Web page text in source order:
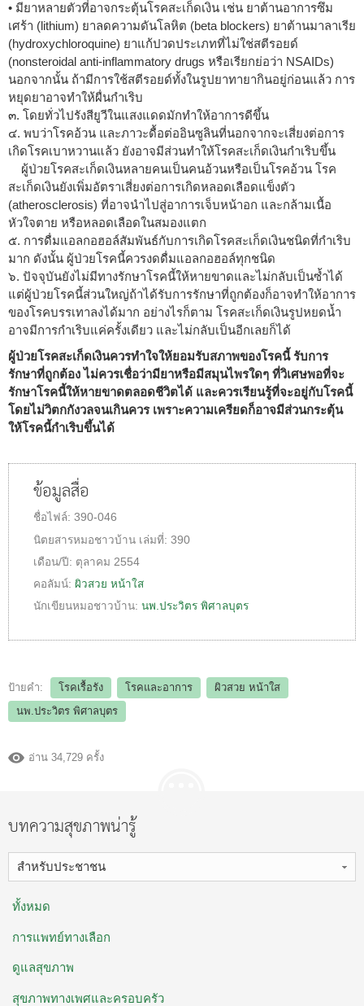
• มียาหลายตัวที่อาจกระตุ้นโรคสะเก็ดเงิน เช่น ยาต้านอาการซึม
เศร้า (lithium) ยาลดความดันโลหิต (beta blockers) ยาต้านมาลาเรีย
(hydroxychloroquine) ยาแก้ปวดประเภทที่ไม่ใช่สตีรอยด์
(nonsteroidal anti-inflammatory drugs หรือเรียกย่อว่า NSAIDs)
นอกจากนั้น ถ้ามีการใช้สตีรอยด์ทั้งในรูปยาทายากินอยู่ก่อนแล้ว การ
หยุดยาอาจทำให้ผื่นกำเริบ
๓. โดยทั่วไปรังสียูวีในแสงแดดมักทำให้อาการดีขึ้น
๔. พบว่าโรคอ้วน และภาวะดื้อต่ออินซูลินที่นอกจากจะเสี่ยงต่อการ
เกิดโรคเบาหวานแล้ว ยังอาจมีส่วนทำให้โรคสะเก็ดเงินกำเริบขึ้น
ผู้ป่วยโรคสะเก็ดเงินหลายคนเป็นคนอ้วนหรือเป็นโรคอ้วน โรค
สะเก็ดเงินยังเพิ่มอัตราเสี่ยงต่อการเกิดหลอดเลือดแข็งตัว
(atherosclerosis) ที่อาจนำไปสู่อาการเจ็บหน้าอก และกล้ามเนื้อ
หัวใจตาย หรือหลอดเลือดในสมองแตก
๕. การดื่มแอลกอฮอล์สัมพันธ์กับการเกิดโรคสะเก็ดเงินชนิดที่กำเริบ
มาก ดังนั้น ผู้ป่วยโรคนี้ควรงดดื่มแอลกอฮอล์ทุกชนิด
๖. ปัจจุบันยังไม่มีทางรักษาโรคนี้ให้หายขาดและไม่กลับเป็นซ้ำได้
แต่ผู้ป่วยโรคนี้ส่วนใหญ่ถ้าได้รับการรักษาที่ถูกต้องก็อาจทำให้อาการ
ของโรคบรรเทาลงได้มาก อย่างไรก็ตาม โรคสะเก็ดเงินรูปหยดน้ำ
อาจมีการกำเริบแค่ครั้งเดียว และไม่กลับเป็นอีกเลยก็ได้
ผู้ป่วยโรคสะเก็ดเงินควรทำใจให้ยอมรับสภาพของโรคนี้ รับการ
รักษาที่ถูกต้อง ไม่ควรเชื่อว่ามียาหรือมีสมุนไพรใดๆ ที่วิเศษพอที่จะ
รักษาโรคนี้ให้หายขาดตลอดชีวิตได้ และควรเรียนรู้ที่จะอยู่กับโรคนี้
โดยไม่วิตกกังวลจนเกินควร เพราะความเครียดก็อาจมีส่วนกระตุ้น
ให้โรคนี้กำเริบขึ้นได้
ข้อมูลสื่อ
ชื่อไฟล์: 390-046
นิตยสารหมอชาวบ้าน เล่มที่: 390
เดือน/ปี: ตุลาคม 2554
คอลัมน์: ผิวสวย หน้าใส
นักเขียนหมอชาวบ้าน: นพ.ประวิตร พิศาลบุตร
ป้ายคำ: โรคเรื้อรัง โรคและอาการ
ผิวสวย หน้าใส
นพ.ประวิตร พิศาลบุตร
อ่าน 34,729 ครั้ง
บทความสุขภาพน่ารู้
สำหรับประชาชน
ทั้งหมด
การแพทย์ทางเลือก
ดูแลสุขภาพ
สุขภาพทางเพศและครอบครัว